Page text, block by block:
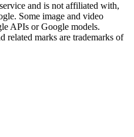
and is not affiliated with,
Some image and video
APIs or Google models.
related marks are trademarks of